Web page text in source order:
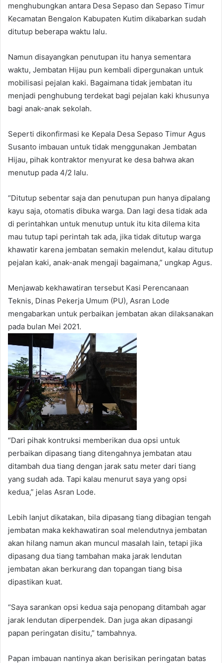
menghubungkan antara Desa Sepaso dan Sepaso Timur
Kecamatan Bengalon Kabupaten Kutim dikabarkan sudah
ditutup beberapa waktu lalu.
Namun disayangkan penutupan itu hanya sementara
waktu, Jembatan Hijau pun kembali dipergunakan untuk
mobilisasi pejalan kaki. Bagaimana tidak jembatan itu
menjadi penghubung terdekat bagi pejalan kaki khusunya
bagi anak-anak sekolah.
Seperti dikonfirmasi ke Kepala Desa Sepaso Timur Agus
Susanto imbauan untuk tidak menggunakan Jembatan
Hijau, pihak kontraktor menyurat ke desa bahwa akan
menutup pada 4/2 lalu.
“Ditutup sebentar saja dan penutupan pun hanya dipalang
kayu saja, otomatis dibuka warga. Dan lagi desa tidak ada
di perintahkan untuk menutup untuk itu kita dilema kita
mau tutup tapi perintah tak ada, jika tidak ditutup warga
khawatir karena jembatan semakin melendut, kalau ditutup
pejalan kaki, anak-anak mengaji bagaimana,” ungkap Agus.
Menjawab kekhawatiran tersebut Kasi Perencanaan
Teknis, Dinas Pekerja Umum (PU), Asran Lode
mengabarkan untuk perbaikan jembatan akan dilaksanakan
pada bulan Mei 2021.
“Dari pihak kontruksi memberikan dua opsi untuk
perbaikan dipasang tiang ditengahnya jembatan atau
ditambah dua tiang dengan jarak satu meter dari tiang
yang sudah ada. Tapi kalau menurut saya yang opsi
kedua,” jelas Asran Lode.
Lebih lanjut dikatakan, bila dipasang tiang dibagian tengah
jembatan maka kekhawatiran soal melendutnya jembatan
akan hilang namun akan muncul masalah lain, tetapi jika
dipasang dua tiang tambahan maka jarak lendutan
jembatan akan berkurang dan topangan tiang bisa
dipastikan kuat.
“Saya sarankan opsi kedua saja penopang ditambah agar
jarak lendutan diperpendek. Dan juga akan dipasangi
papan peringatan disitu,” tambahnya.
Papan imbauan nantinya akan berisikan peringatan batas